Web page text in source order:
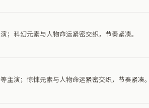
科幻元素与人物命运紧密交织，节奏紧凑。
演；惊悚元素与人物命运紧密交织，节奏紧凑。